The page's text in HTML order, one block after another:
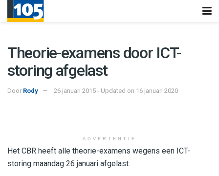
Theorie-examens door ICT-
storing afgelast
Door Rody 26 januari 2015 - Updated on 16 januari 2020
ADVERTENTIE
Het CBR heeft alle theorie-examens wegens een ICT-
storing maandag 26 januari afgelast.